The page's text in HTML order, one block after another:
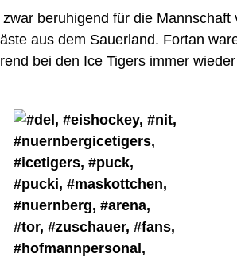
beruhigend für die Mannschaft
aus dem Sauerland. Fortan
bei den Ice Tigers immer